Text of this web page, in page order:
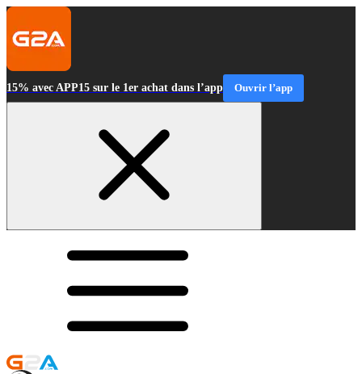
15% avec APP15 sur le 1er achat dans l’app Ouvrir l’app